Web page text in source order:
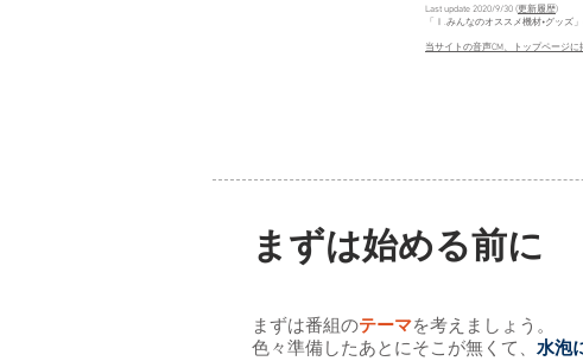
Last update 2020/9/30 (更新履歴)
「Ⅰ.みんなのオススメ機材•グッズ
当サイトの音声CM、トップページに
まずは始める前に
まずは番組のテーマを考えましょう。
色々準備したあとにそこが無くて、 水泡